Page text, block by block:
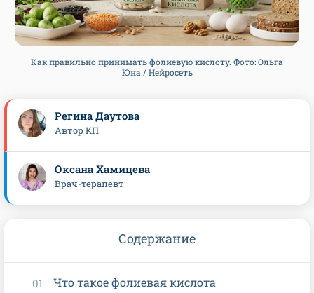
Как правильно принимать фолиевую кислоту. Фото: Ольга
Юна / Нейросеть
Регина Даутова
Автор КП
Оксана Хамицева
Врач-терапевт
Содержание
Что такое фолиевая кислота